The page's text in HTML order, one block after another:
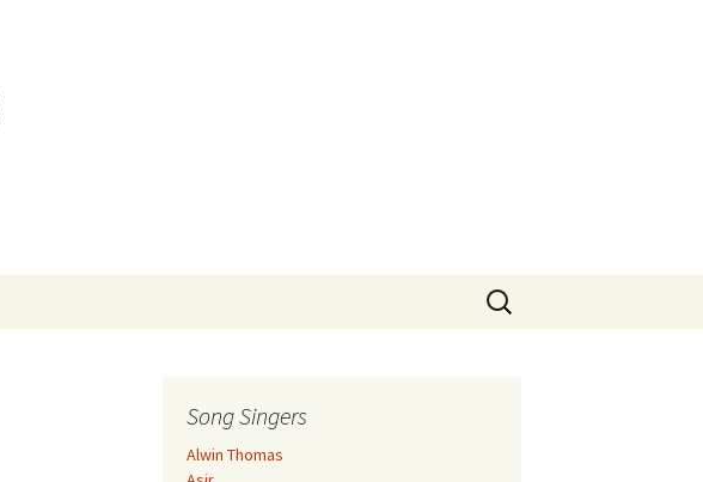
Search
for:
Song Singers
Alwin Thomas